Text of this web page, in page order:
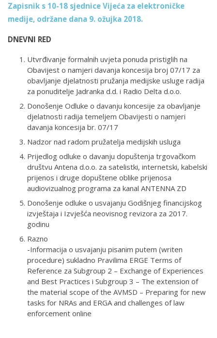
Zapisnik s 10-18 sjednice Vijeća za elektroničke
medije, održane dana 9. ožujka 2018.
DNEVNI RED
Utvrđivanje formalnih uvjeta ponuda pristiglih na
Obavijest o namjeri davanja koncesija broj 07/17 za
obavljanje djelatnosti pružanja medijske usluge radija
za ponuditelje Jadranka d.d. i Radio Delta d.o.o.
Donošenje Odluke o davanju koncesije za obavljanje
djelatnosti radija temeljem Obavijesti o namjeri
davanja koncesija br. 07/17
Nadzor nad radom pružatelja medijskih usluga
Prijedlog odluke o davanju dopuštenja trgovačkom
društvu Antena d.o.o. za satelistki, internetski, kabelski
prijenos i druge dopuštene oblike prijenosa
audiovizualnog programa za kanal ANTENNA ZD
Donošenje odluke o usvajanju Godišnjeg financijskog
izvještaja i Izvješća neovisnog revizora za 2017.
godinu
Razno
-Informacija o usvajanju pisanim putem (writen
procedure) sukladno Pravilima ERGE Terms of
Reference za Subgroup 2 – Exchange of Experiences
and Best Practices i Subgroup 3 – The extension of
the material scope of the AVMSD – Preparing for new
tasks for NRAs and ERGA and challenges of law
enforcement online